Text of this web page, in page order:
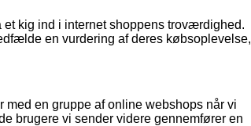
kig ind i internet shoppens troværdighed.
en vurdering af deres købsoplevelse,
med en gruppe af online webshops når vi
brugere vi sender videre gennemfører en